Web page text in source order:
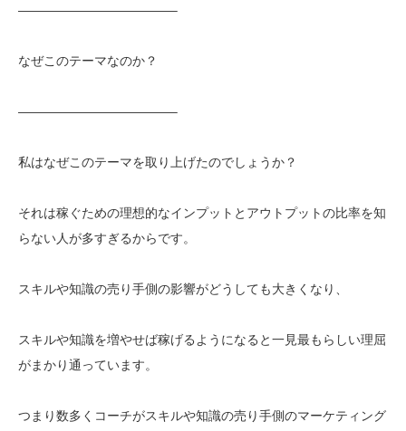
————————————–
なぜこのテーマなのか？
————————————–
私はなぜこのテーマを取り上げたのでしょうか？
それは稼ぐための理想的なインプットとアウトプットの比率を知
らない人が多すぎるからです。
スキルや知識の売り手側の影響がどうしても大きくなり、
スキルや知識を増やせば稼げるようになると一見最もらしい理屈
がまかり通っています。
つまり数多くコーチがスキルや知識の売り手側のマーケティング